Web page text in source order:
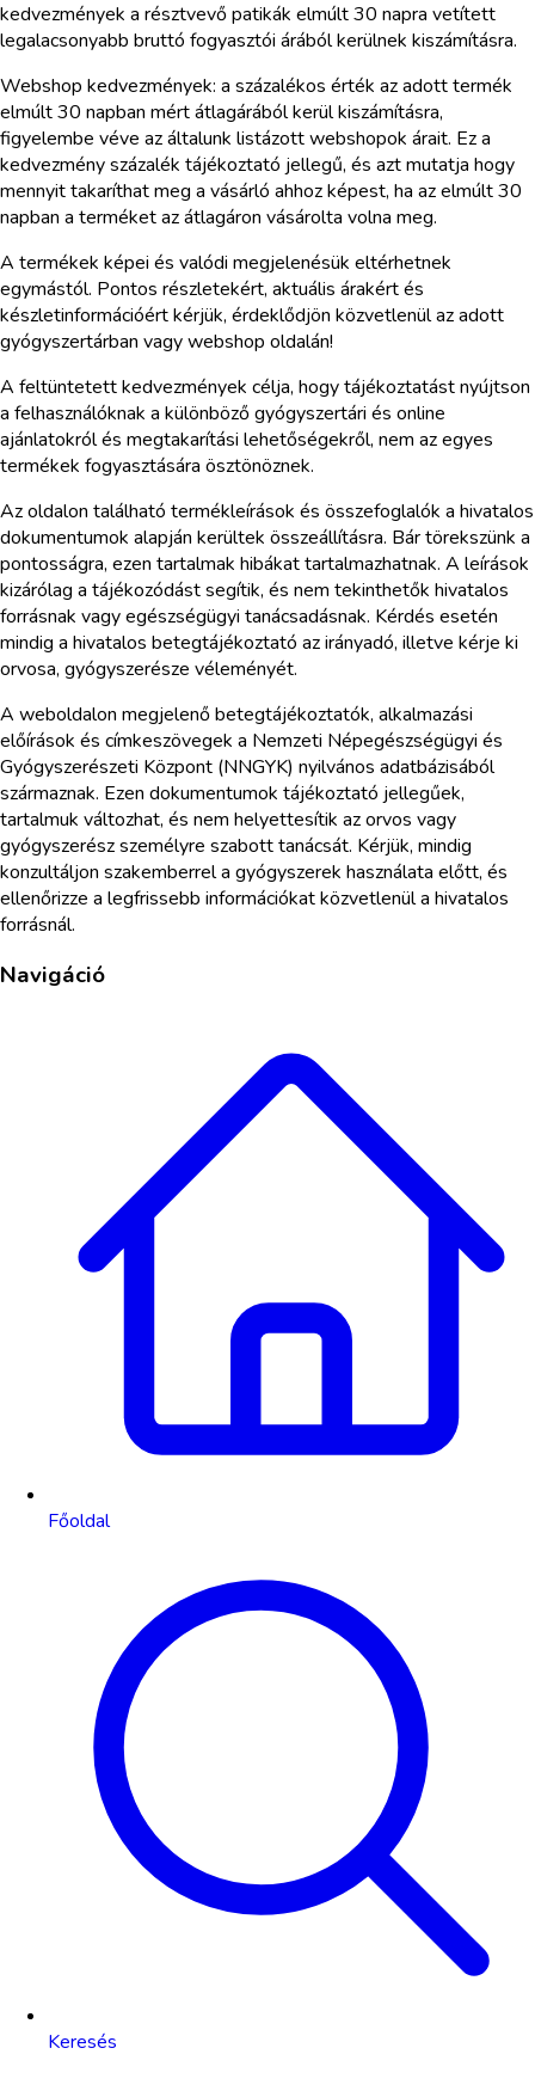
kedvezmények a résztvevő patikák elmúlt 30 napra vetített
legalacsonyabb bruttó fogyasztói árából kerülnek kiszámításra.
Webshop kedvezmények: a százalékos érték az adott termék
elmúlt 30 napban mért átlagárából kerül kiszámításra,
figyelembe véve az általunk listázott webshopok árait. Ez a
kedvezmény százalék tájékoztató jellegű, és azt mutatja hogy
mennyit takaríthat meg a vásárló ahhoz képest, ha az elmúlt 30
napban a terméket az átlagáron vásárolta volna meg.
A termékek képei és valódi megjelenésük eltérhetnek
egymástól. Pontos részletekért, aktuális árakért és
készletinformációért kérjük, érdeklődjön közvetlenül az adott
gyógyszertárban vagy webshop oldalán!
A feltüntetett kedvezmények célja, hogy tájékoztatást nyújtson
a felhasználóknak a különböző gyógyszertári és online
ajánlatokról és megtakarítási lehetőségekről, nem az egyes
termékek fogyasztására ösztönöznek.
Az oldalon található termékleírások és összefoglalók a hivatalos
dokumentumok alapján kerültek összeállításra. Bár törekszünk a
pontosságra, ezen tartalmak hibákat tartalmazhatnak. A leírások
kizárólag a tájékozódást segítik, és nem tekinthetők hivatalos
forrásnak vagy egészségügyi tanácsadásnak. Kérdés esetén
mindig a hivatalos betegtájékoztató az irányadó, illetve kérje ki
orvosa, gyógyszerésze véleményét.
A weboldalon megjelenő betegtájékoztatók, alkalmazási
előírások és címkeszövegek a Nemzeti Népegészségügyi és
Gyógyszerészeti Központ (NNGYK) nyilvános adatbázisából
származnak. Ezen dokumentumok tájékoztató jellegűek,
tartalmuk változhat, és nem helyettesítik az orvos vagy
gyógyszerész személyre szabott tanácsát. Kérjük, mindig
konzultáljon szakemberrel a gyógyszerek használata előtt, és
ellenőrizze a legfrissebb információkat közvetlenül a hivatalos
forrásnál.
Navigáció
Főoldal
Keresés